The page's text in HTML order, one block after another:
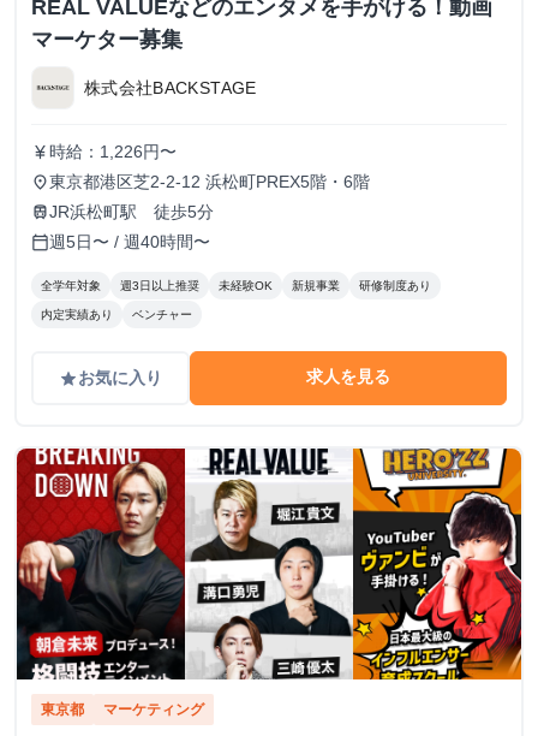
REAL VALUEなどのエンタメを手がける！動画
マーケター募集
株式会社BACKSTAGE
currency_yen 時給：1,226円〜
place東京都港区芝2-2-12 浜松町PREX5階・6階
trainJR浜松町駅 徒歩5分
calendar_today週5日〜 / 週40時間〜
全学年対象 週3日以上推奨 未経験OK 新規事業 研修制度あり
内定実績あり ベンチャー
gradeお気に入り 求人を見る
東京都 マーケティング